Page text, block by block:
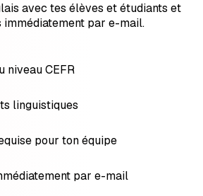
avec tes élèves et étudiants et
par e-mail.
niveau CEFR
linguistiques
pour ton équipe
par e-mail